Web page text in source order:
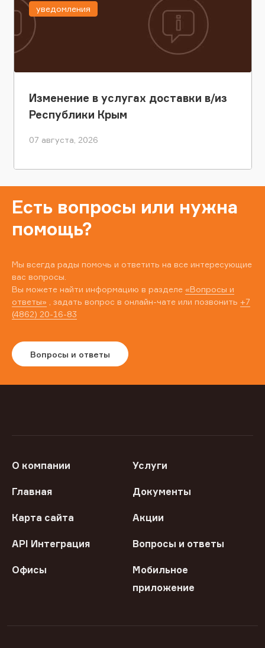
Изменение в услугах доставки в/из
Республики Крым
07 августа, 2026
уведомления
Есть вопросы или нужна
помощь?
Мы всегда рады помочь и ответить на все интересующие
вас вопросы.
Вы можете найти информацию в разделе «Вопросы и
ответы» , задать вопрос в онлайн-чате или позвонить +7
(4862) 20-16-83
Вопросы и ответы
О компании Услуги
Главная Документы
Карта сайта Акции
API Интеграция Вопросы и ответы
Офисы
Мобильное
приложение